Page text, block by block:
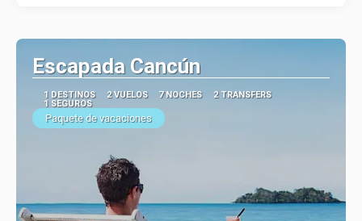
Escapada Cancún
1 DESTINOS 2 VUELOS 7 NOCHES
2 TRANSFERS
1 SEGUROS
Paquete de vacaciones